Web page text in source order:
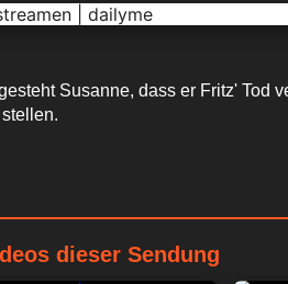
Susanne, dass er Fritz' Tod
dieser Sendung